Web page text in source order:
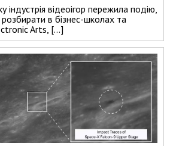
індустрія відеоігор пережила подію,
в бізнес-школах та
Arts, […]